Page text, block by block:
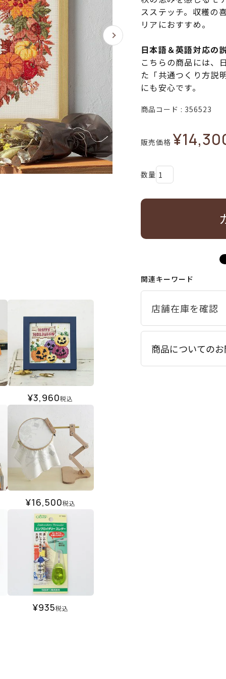
¥3,960税込
¥16,500税込
¥935税込
スステッチ。収穫の
リアにおすすめ。
日本語＆英語対応の
こちらの商品には、
た「共通つくり方説
にも安心です。
商品コード 356523
販売価格 ¥
関連キーワード
商品についての